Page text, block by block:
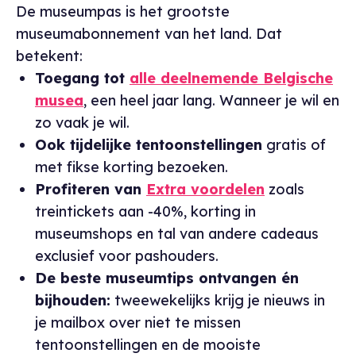
De museumpas is het grootste
museumabonnement van het land. Dat
betekent:
Toegang tot alle deelnemende Belgische
musea, een heel jaar lang. Wanneer je wil en
zo vaak je wil.
Ook tijdelijke tentoonstellingen gratis of
met fikse korting bezoeken.
Profiteren van Extra voordelen zoals
treintickets aan -40%, korting in
museumshops en tal van andere cadeaus
exclusief voor pashouders.
De beste museumtips ontvangen én
bijhouden: tweewekelijks krijg je nieuws in
je mailbox over niet te missen
tentoonstellingen en de mooiste